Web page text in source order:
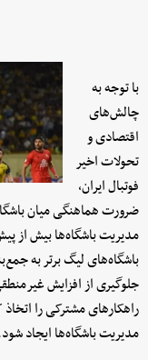
با توجه به
چالش‌های
اقتصادی و
تحولات اخیر
فوتبال ایران،
ضرورت هماهنگی میان
مدیریت باشگاه‌ها بیش از
باشگاه‌های لیگ برتر به
جلوگیری از افزایش
راهکارهای مشترکی را
مدیریت باشگاه‌ها ایجاد